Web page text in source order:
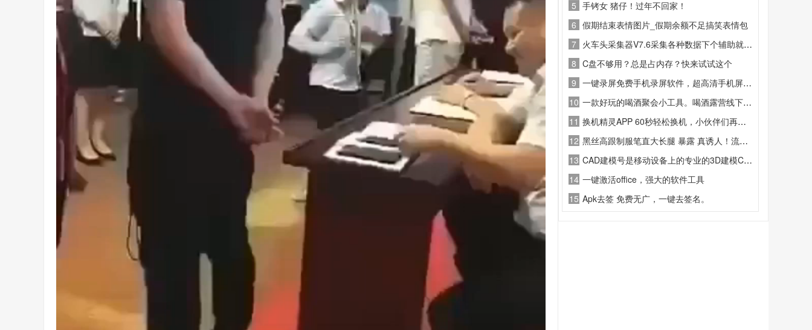
5 手铐女 猪仔！过年不回家！
6 假期结束表情图片_假期余额不足搞笑表情包
7 火车头采集器V7.6采集各种数据下个辅助就是你
8 C盘不够用？总是占内存？快来试试这个
9 一键录屏免费手机录屏软件，超高清手机屏幕录制，支持录屏录音免费
10 一款好玩的喝酒聚会小工具。喝酒露营线下玩，边喝边玩真刺激!小心一触即炸哦
11 换机精灵APP 60秒轻松换机，小伙伴们再也不用担心换机的麻烦了
12 黑丝高跟制服笔直大长腿 暴露 真诱人！流口水！
13 CAD建模号是移动设备上的专业的3D建模CAD。不仅仅是一个3D模型浏览器，还提供了数十种3D建模工具来创建和修改3D模型，使您能够在移动设备上进行真正的CAD建模工作。
14 一键激活office，强大的软件工具
15 Apk去签 免费无广，一键去签名。